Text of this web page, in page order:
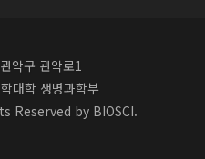
악구 관악로1
대학 생명과학부
Reserved by BIOSCI.